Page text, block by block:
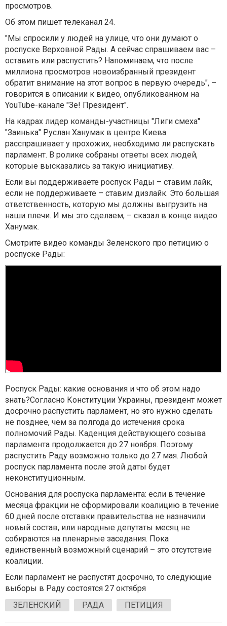
просмотров.
Об этом пишет телеканал 24.
"Мы спросили у людей на улице, что они думают о
роспуске Верховной Рады. А сейчас спрашиваем вас –
оставить или распустить? Напоминаем, что после
миллиона просмотров новоизбранный президент
обратит внимание на этот вопрос в первую очередь", –
говорится в описании к видео, опубликованном на
YouTube-канале "Зе! Президент".
На кадрах лидер команды-участницы "Лиги смеха"
"Заинька" Руслан Ханумак в центре Киева
расспрашивает у прохожих, необходимо ли распускать
парламент. В ролике собраны ответы всех людей,
которые высказались за такую ​​инициативу.
Если вы поддерживаете роспуск Рады – ставим лайк,
если не поддерживаете – ставим дизлайк. Это большая
ответственность, которую мы должны выгрузить на
наши плечи. И мы это сделаем, – сказал в конце видео
Ханумак.
Смотрите видео команды Зеленского про петицию о
роспуске Рады:
Роспуск Рады: какие основания и что об этом надо
знать?Согласно Конституции Украины, президент может
досрочно распустить парламент, но это нужно сделать
не позднее, чем за полгода до истечения срока
полномочий Рады. Каденция действующего созыва
парламента продолжается до 27 ноября. Поэтому
распустить Раду возможно только до 27 мая. Любой
роспуск парламента после этой даты будет
неконституционным.
Основания для роспуска парламента: если в течение
месяца фракции не сформировали коалицию в течение
60 дней после отставки правительства не назначили
новый состав, или народные депутаты месяц не
собираются на пленарные заседания. Пока
единственный возможный сценарий – это отсутствие
коалиции.
Если парламент не распустят досрочно, то следующие
выборы в Раду состоятся 27 октября
ЗЕЛЕНСКИЙ
РАДА ПЕТИЦИЯ